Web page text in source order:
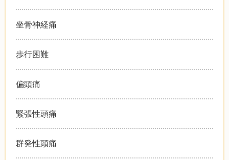
坐骨神経痛
歩行困難
偏頭痛
緊張性頭痛
群発性頭痛